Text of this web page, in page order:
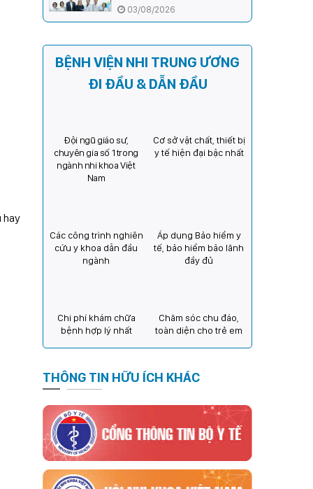
hay
ương và Tổ chức Orbis (Hoa
Kỳ) tăng cường hợp tác, mở
03/08/2026
BỆNH VIỆN NHI TRUNG ƯƠNG
ĐI ĐẦU & DẪN ĐẦU
Đội ngũ giáo sư,
chuyên gia số 1 trong
ngành nhi khoa Việt
Nam
Cơ sở vật chất, thiết bị
y tế hiện đại bậc nhất
Các công trình nghiên
cứu y khoa dẫn đầu
ngành
Áp dụng Bảo hiểm y
tế, bảo hiểm bảo lãnh
đầy đủ
Chi phí khám chữa
bệnh hợp lý nhất
Chăm sóc chu đáo,
toàn diện cho trẻ em
THÔNG TIN HỮU ÍCH KHÁC